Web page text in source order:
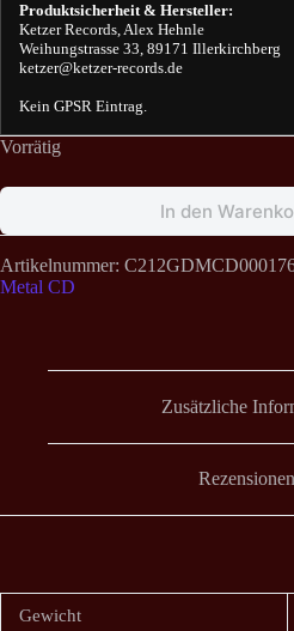
Produktsicherheit & Hersteller:
Ketzer Records, Alex Hehnle
Weihungstrasse 33, 89171 Illerkirchberg
ketzer@ketzer-records.de
Kein GPSR Eintrag.
Vorrätig
In den
Artikelnummer:
Metal CD
Zusätzliche
Gewicht